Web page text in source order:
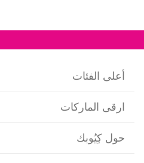
أعلى الفئات
ارقى الماركات
حول كِيُوبك